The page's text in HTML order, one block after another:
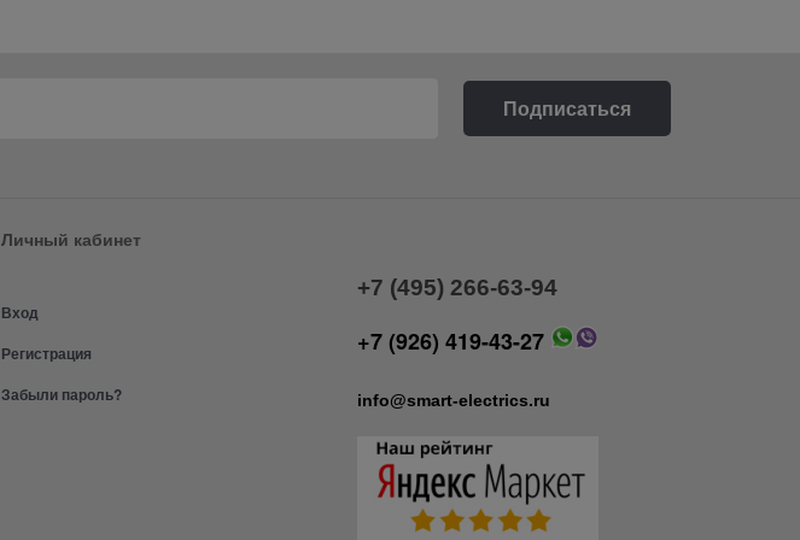
Личный кабинет
Вход
Регистрация
Забыли пароль?
+7 (495) 266-63-94
+7 (926) 419-43-27
info@smart-electrics.ru